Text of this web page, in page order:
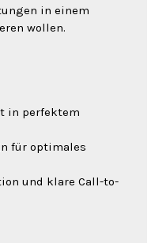
in einem
wollen.
in perfektem
für optimales
und klare Call-to-